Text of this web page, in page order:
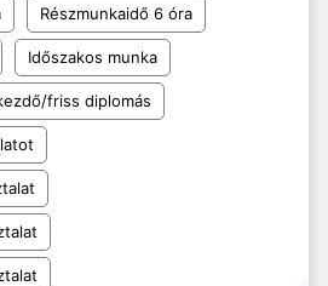
Részmunkaidő 6 óra
Időszakos munka
friss diplomás